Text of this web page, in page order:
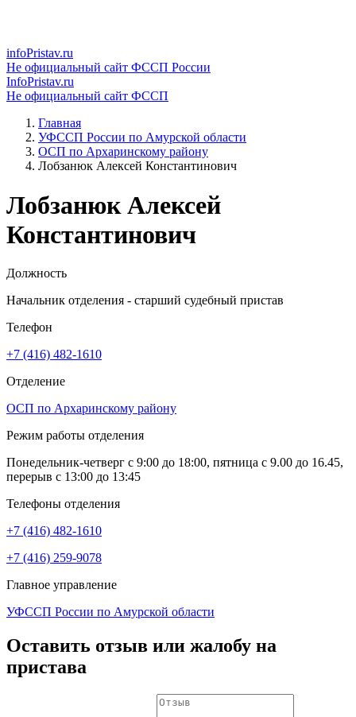
infoPristav.ru
Не официальный сайт ФССП России
InfoPristav.ru
Не официальный сайт ФССП
Главная
УФССП России по Амурской области
ОСП по Архаринскому району
Лобзанюк Алексей Константинович
Лобзанюк Алексей
Константинович
Должность
Начальник отделения - старший судебный пристав
Телефон
+7 (416) 482-1610
Отделение
ОСП по Архаринскому району
Режим работы отделения
Понедельник-четверг с 9:00 до 18:00, пятница с 9.00 до 16.45,
перерыв с 13:00 до 13:45
Телефоны отделения
+7 (416) 482-1610
+7 (416) 259-9078
Главное управление
УФССП России по Амурской области
Оставить отзыв или жалобу на
пристава